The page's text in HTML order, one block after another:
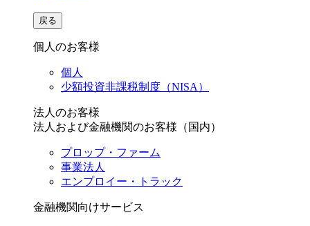
戻る
個人のお客様
個人
少額投資非課税制度（NISA）
法人のお客様
法人および金融機関のお客様（国内）
プロップ・ファーム
事業法人
エンプロイー・トラック
金融機関向けサービス